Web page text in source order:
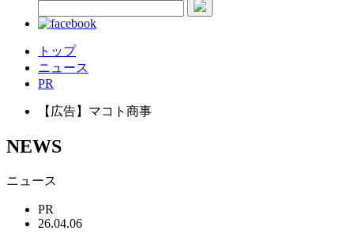
トップ
ニュース
PR
【広告】マコト商事
NEWS
ニュース
PR
26.04.06